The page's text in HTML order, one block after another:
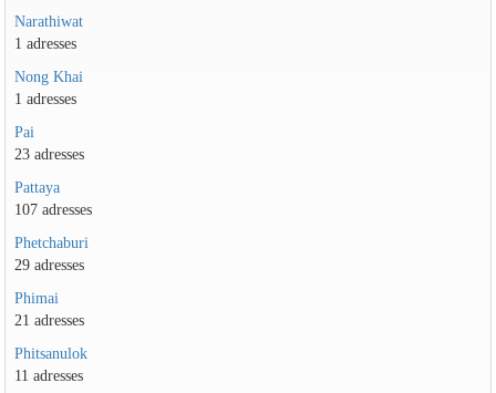
Narathiwat
1 adresses
Nong Khai
1 adresses
Pai
23 adresses
Pattaya
107 adresses
Phetchaburi
29 adresses
Phimai
21 adresses
Phitsanulok
11 adresses